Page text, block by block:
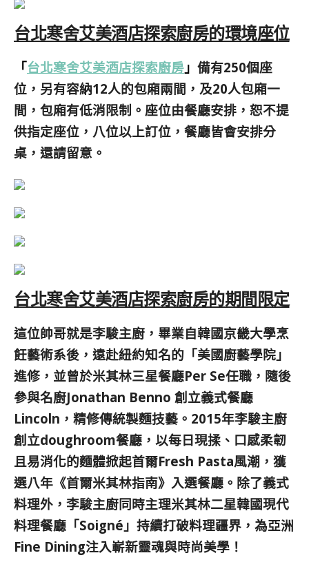
台北寒舍艾美酒店探索廚房的環境座位
「台北寒舍艾美酒店探索廚房 」 備有250個座
位，另有容納12人的包廂兩間，及20人包廂一
間，包廂有低消限制。座位由餐廳安排，恕不提
供指定座位，八位以上訂位，餐廳皆會安排分
桌，還請留意。
台北寒舍艾美酒店探索廚房的期間限定
這位帥哥就是李駿主廚，畢業自韓國京畿大學烹
飪藝術系後，遠赴紐約知名的「美國廚藝學院」
進修，並曾於米其林三星餐廳Per Se任職，隨後
參與名廚Jonathan Benno 創立義式餐廳
Lincoln，精修傳統製麵技藝。2015年李駿主廚
創立doughroom餐廳，以每日現揉、口感柔韌
且易消化的麵體掀起首爾Fresh Pasta風潮，獲
選八年《首爾米其林指南》入選餐廳。除了義式
料理外，李駿主廚同時主理米其林二星韓國現代
料理餐廳「Soigné」持續打破料理疆界，為亞洲
Fine Dining注入嶄新靈魂與時尚美學！